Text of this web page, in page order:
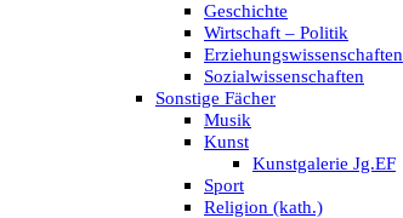
Geschichte
Wirtschaft – Politik
Erziehungswissenschaften
Sozialwissenschaften
Sonstige Fächer
Musik
Kunst
Kunstgalerie Jg.EF
Sport
Religion (kath.)